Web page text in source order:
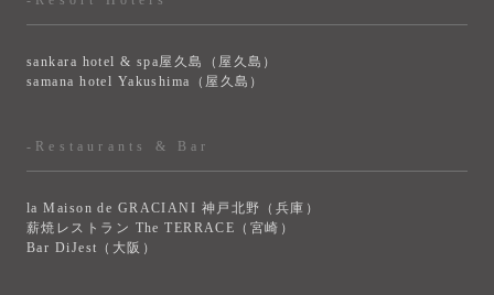
sankara hotel & spa屋久島（屋久島）
samana hotel Yakushima（屋久島）
-Restaurants & Bar
la Maison de GRACIANI 神戸北野（兵庫）
薪焼レストラン The TERRACE（宮崎）
Bar DiJest（大阪）